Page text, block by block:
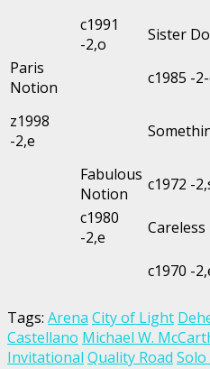
c1991
-2,o
Sister
Paris
Notion
c1985 -
z1998
-2,e
Fabulous
Notion
c1972 -
c1980
-2,e
c1970 -
Tags: Arena City of Light
Castellano Michael W.
Invitational Quality Road Solo